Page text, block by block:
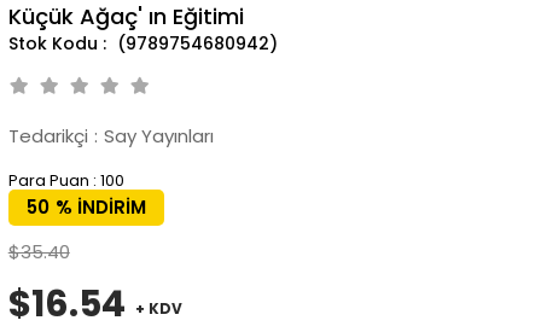
Küçük Ağaç' ın Eğitimi
(9789754680942)
Tedarikçi : Say Yayınları
Para Puan : 100
%
50
İNDIRIM
$35.40
$16.54 + KDV